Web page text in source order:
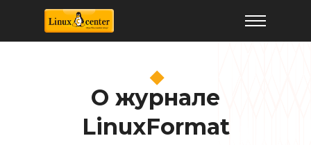
Архив журнала LinuxFormat
О журнале
LinuxFormat